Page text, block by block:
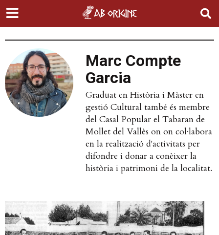
Marc Compte
Garcia
Graduat en Història i Màster en
gestió Cultural també és membre
del Casal Popular el Tabaran de
Mollet del Vallès on on col·labora
en la realització d'activitats per
difondre i donar a conèixer la
història i patrimoni de la localitat.